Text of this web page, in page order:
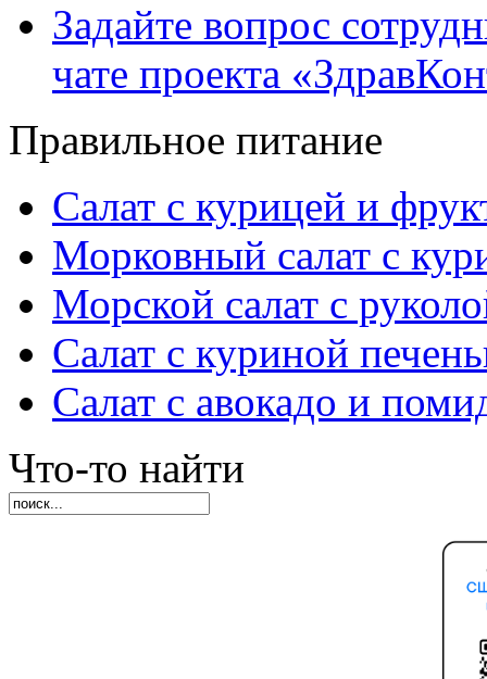
Задайте вопрос
чате проекта
Правильное питание
Салат с курицей и
Морковный салат с
Морской салат с
Салат с куриной
Салат с авокадо и
Что-то найти